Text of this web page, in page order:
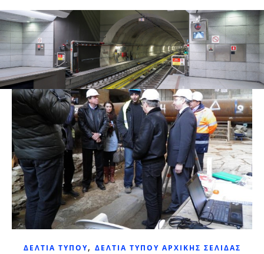
ΔΕΛΤΊΑ ΤΎΠΟΥ, ΔΕΛΤΊΑ ΤΎΠΟΥ ΑΡΧΙΚΉΣ ΣΕΛΊΔΑΣ